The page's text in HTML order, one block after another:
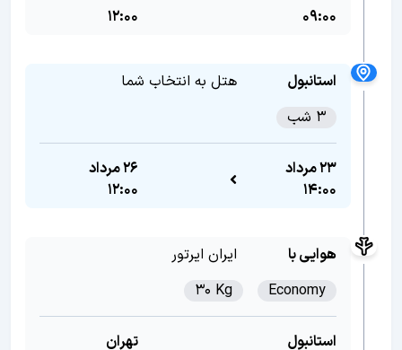
09:00
12:00
استانبول
هتل به انتخاب شما
3 شب
23 مرداد
14:00
26 مرداد
12:00
هوایی با
ایران ایرتور
Economy
30 Kg
استانبول
تهران